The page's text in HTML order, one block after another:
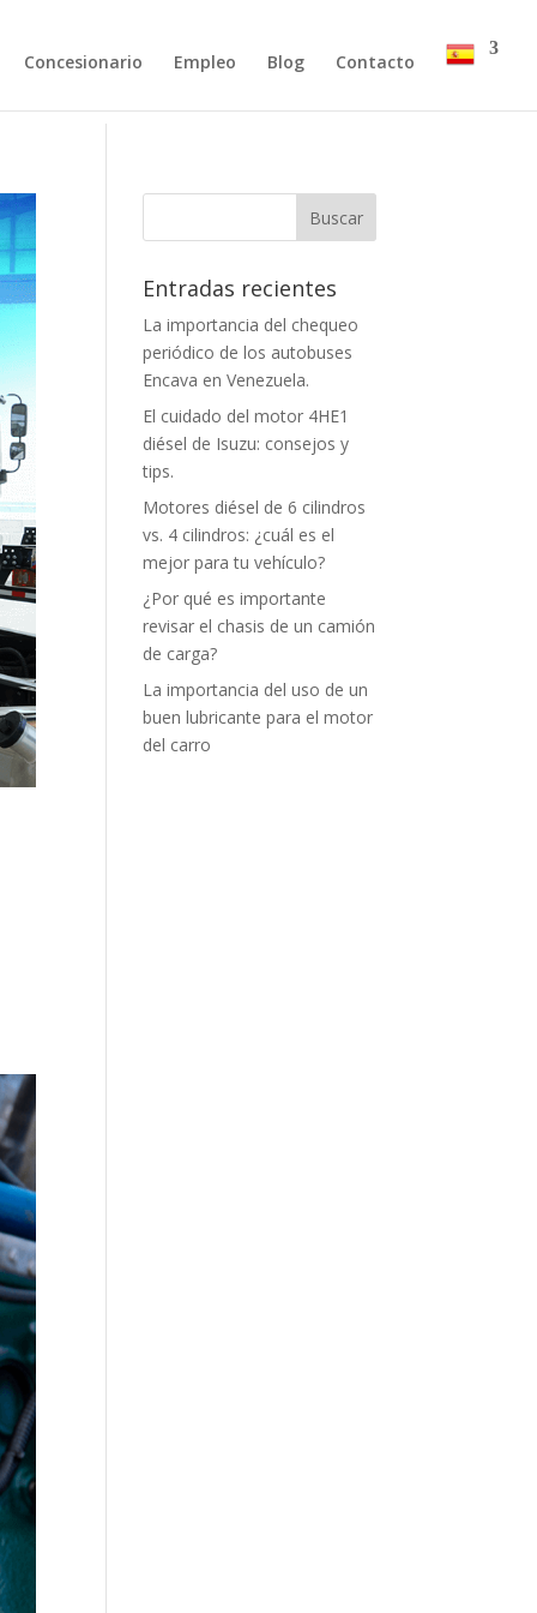
Concesionario Empleo Blog Contacto
Entradas recientes
La importancia del chequeo
periódico de los autobuses
Encava en Venezuela.
El cuidado del motor 4HE1
diésel de Isuzu: consejos y
tips.
Motores diésel de 6 cilindros
vs. 4 cilindros: ¿cuál es el
mejor para tu vehículo?
¿Por qué es importante
revisar el chasis de un camión
de carga?
La importancia del uso de un
buen lubricante para el motor
del carro